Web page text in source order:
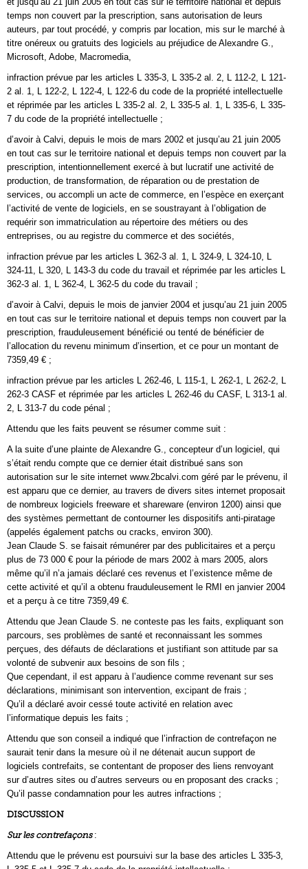
temps non couvert par la prescription, sans autorisation de leurs
auteurs, par tout procédé, y compris par location, mis sur le marché à
titre onéreux ou gratuits des logiciels au préjudice de Alexandre G.,
Microsoft, Adobe, Macromedia,
infraction prévue par les articles L 335-3, L 335-2 al. 2, L 112-2, L 121-
2 al. 1, L 122-2, L 122-4, L 122-6 du code de la propriété intellectuelle
et réprimée par les articles L 335-2 al. 2, L 335-5 al. 1, L 335-6, L 335-
7 du code de la propriété intellectuelle ;
d’avoir à Calvi, depuis le mois de mars 2002 et jusqu’au 21 juin 2005
en tout cas sur le territoire national et depuis temps non couvert par la
prescription, intentionnellement exercé à but lucratif une activité de
production, de transformation, de réparation ou de prestation de
services, ou accompli un acte de commerce, en l’espèce en exerçant
l’activité de vente de logiciels, en se soustrayant à l’obligation de
requérir son immatriculation au répertoire des métiers ou des
entreprises, ou au registre du commerce et des sociétés,
infraction prévue par les articles L 362-3 al. 1, L 324-9, L 324-10, L
324-11, L 320, L 143-3 du code du travail et réprimée par les articles L
362-3 al. 1, L 362-4, L 362-5 du code du travail ;
d’avoir à Calvi, depuis le mois de janvier 2004 et jusqu’au 21 juin 2005
en tout cas sur le territoire national et depuis temps non couvert par la
prescription, frauduleusement bénéficié ou tenté de bénéficier de
l’allocation du revenu minimum d’insertion, et ce pour un montant de
7359,49 € ;
infraction prévue par les articles L 262-46, L 115-1, L 262-1, L 262-2, L
262-3 CASF et réprimée par les articles L 262-46 du CASF, L 313-1 al.
2, L 313-7 du code pénal ;
Attendu que les faits peuvent se résumer comme suit :
A la suite d’une plainte de Alexandre G., concepteur d’un logiciel, qui
s’était rendu compte que ce dernier était distribué sans son
autorisation sur le site internet www.2bcalvi.com géré par le prévenu, il
est apparu que ce dernier, au travers de divers sites internet proposait
de nombreux logiciels freeware et shareware (environ 1200) ainsi que
des systèmes permettant de contourner les dispositifs anti-piratage
(appelés également patchs ou cracks, environ 300).
Jean Claude S. se faisait rémunérer par des publicitaires et a perçu
plus de 73 000 € pour la période de mars 2002 à mars 2005, alors
même qu’il n’a jamais déclaré ces revenus et l’existence même de
cette activité et qu’il a obtenu frauduleusement le RMI en janvier 2004
et a perçu à ce titre 7359,49 €.
Attendu que Jean Claude S. ne conteste pas les faits, expliquant son
parcours, ses problèmes de santé et reconnaissant les sommes
perçues, des défauts de déclarations et justifiant son attitude par sa
volonté de subvenir aux besoins de son fils ;
Que cependant, il est apparu à l’audience comme revenant sur ses
déclarations, minimisant son intervention, excipant de frais ;
Qu’il a déclaré avoir cessé toute activité en relation avec
l’informatique depuis les faits ;
Attendu que son conseil a indiqué que l’infraction de contrefaçon ne
saurait tenir dans la mesure où il ne détenait aucun support de
logiciels contrefaits, se contentant de proposer des liens renvoyant
sur d’autres sites ou d’autres serveurs ou en proposant des cracks ;
Qu’il passe condamnation pour les autres infractions ;
DISCUSSION
Sur les contrefaçons :
Attendu que le prévenu est poursuivi sur la base des articles L 335-3,